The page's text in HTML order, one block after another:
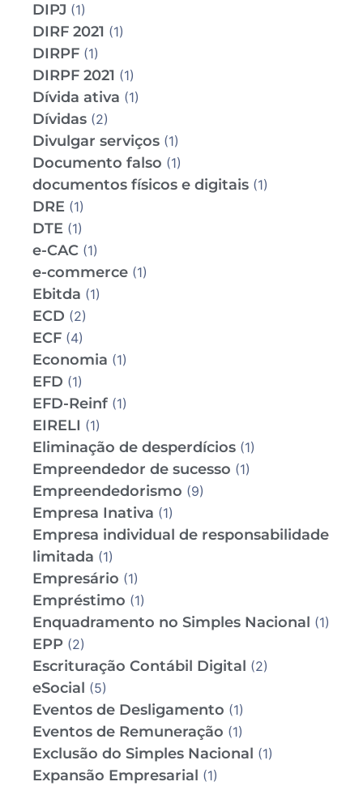
DIPJ (1)
DIRF 2021 (1)
DIRPF (1)
DIRPF 2021 (1)
Dívida ativa (1)
Dívidas (2)
Divulgar serviços (1)
Documento falso (1)
documentos físicos e digitais (1)
DRE (1)
DTE (1)
e-CAC (1)
e-commerce (1)
Ebitda (1)
ECD (2)
ECF (4)
Economia (1)
EFD (1)
EFD-Reinf (1)
EIRELI (1)
Eliminação de desperdícios (1)
Empreendedor de sucesso (1)
Empreendedorismo (9)
Empresa Inativa (1)
Empresa individual de responsabilidade
limitada (1)
Empresário (1)
Empréstimo (1)
Enquadramento no Simples Nacional (1)
EPP (2)
Escrituração Contábil Digital (2)
eSocial (5)
Eventos de Desligamento (1)
Eventos de Remuneração (1)
Exclusão do Simples Nacional (1)
Expansão Empresarial (1)